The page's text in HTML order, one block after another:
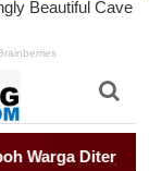
Diterjang Puting